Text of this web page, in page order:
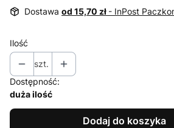
Dostawa od 15,70 zł - InPost
Ilość
szt.
Dostępność:
duża ilość
Dodaj do koszyka